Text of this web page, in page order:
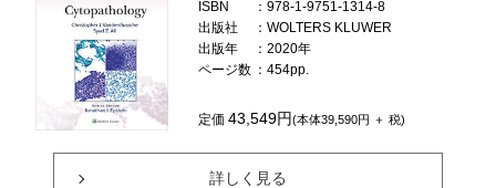
ISBN
：978-1-9751-1314-8
出版社
：WOLTERS KLUWER
出版年
：2020年
ページ数 ：454pp.
定価43,549円(本体39,590円 ＋ 税)
詳しく見る